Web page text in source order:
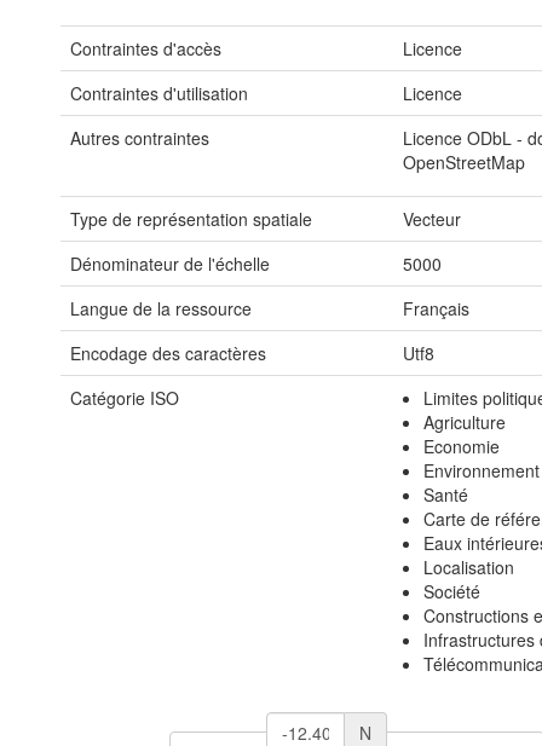
Contraintes d'accès
Licence
Contraintes d'utilisation
Licence
Autres contraintes
Licence ODbL -
OpenStreetMap
Type de représentation spatiale
Vecteur
Dénominateur de l'échelle
5000
Langue de la ressource
Français
Encodage des caractères
Utf8
Catégorie ISO
Limites
Agriculture
Economie
Environnement
Santé
Carte de
Eaux
Localisation
Société
Constructions
Infrastructures
N